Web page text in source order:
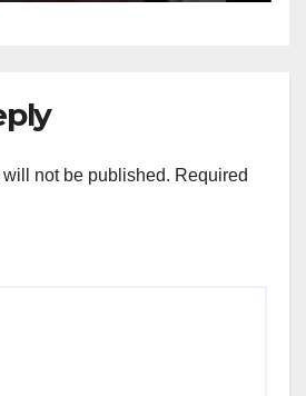
not be published. Required